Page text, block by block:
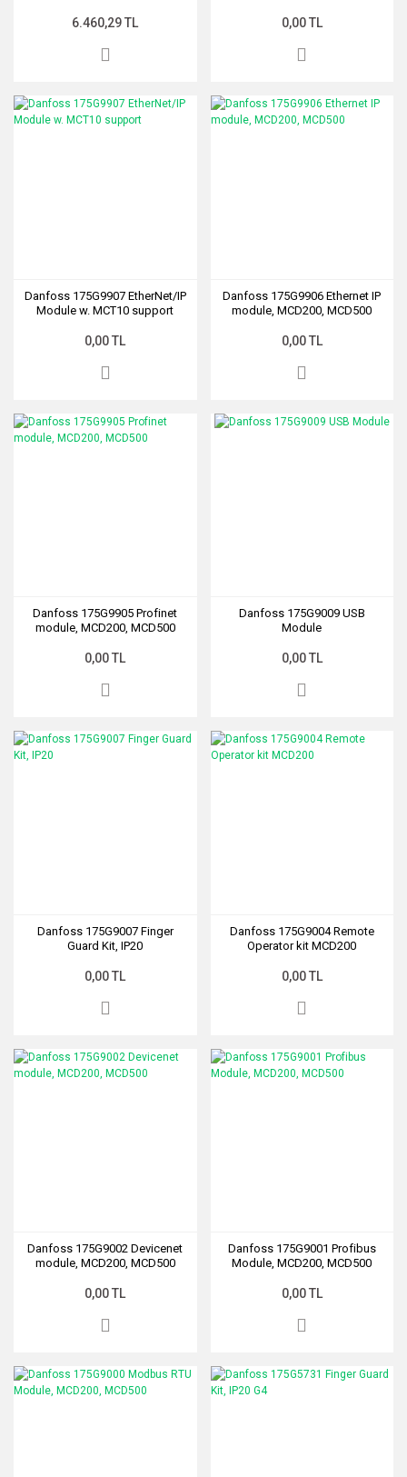
6.460,29 TL 0,00 TL
Danfoss 175G9907 EtherNet/IP
Module w. MCT10 support
0,00 TL
Danfoss 175G9906 Ethernet IP
module, MCD200, MCD500
0,00 TL
Danfoss 175G9905 Profinet
module, MCD200, MCD500
0,00 TL
Danfoss 175G9009 USB
Module
0,00 TL
Danfoss 175G9007 Finger
Guard Kit, IP20
0,00 TL
Danfoss 175G9004 Remote
Operator kit MCD200
0,00 TL
Danfoss 175G9002 Devicenet
module, MCD200, MCD500
0,00 TL
Danfoss 175G9001 Profibus
Module, MCD200, MCD500
0,00 TL